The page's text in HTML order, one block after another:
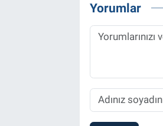
Yorumlar